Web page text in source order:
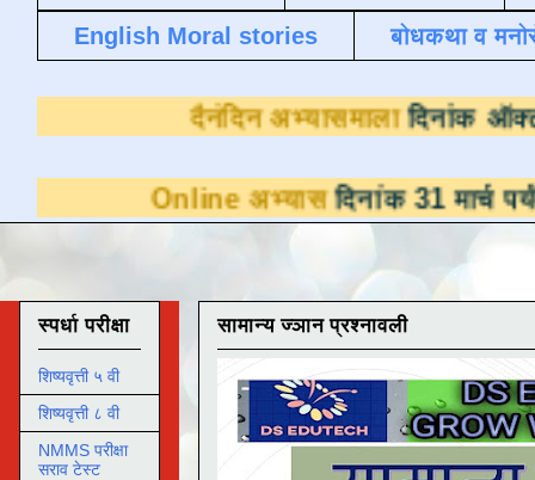
English Moral stories
बोधकथा व
दैनंदिन
अभ्यासदिनांक 31 मार्च पर्यंत
सामान्य ज्ञान प्रश्नावली
स्पर्धा परीक्षा
शिष्यवृत्ती ५ वी
शिष्यवृत्ती ८ वी
NMMS परीक्षा
सराव टेस्ट